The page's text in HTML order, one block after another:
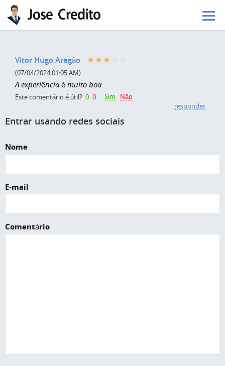
Pular para o conteúdo principal
Vitor Hugo Aragão
(07/04/2024 01:05 AM)
A experiência é muito boa
Este comentário é útil? 0 0 Sim
Não
responder
Entrar usando redes sociais
Nome
E-mail
Comentário